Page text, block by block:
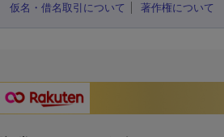
仮名・借名取引について
著作権について